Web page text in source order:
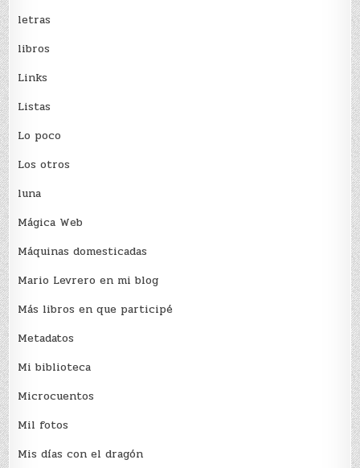
letras
libros
Links
Listas
Lo poco
Los otros
luna
Mágica Web
Máquinas domesticadas
Mario Levrero en mi blog
Más libros en que participé
Metadatos
Mi biblioteca
Microcuentos
Mil fotos
Mis días con el dragón